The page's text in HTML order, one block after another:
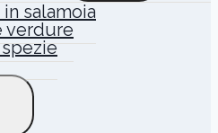
salamoia
verdure